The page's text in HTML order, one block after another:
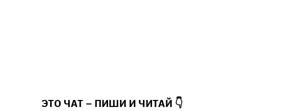
ЭТО ЧАТ – ПИШИ И ЧИТАЙ 👇